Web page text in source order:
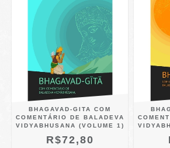
BHAGAVAD-GITA COM
COMENTÁRIO DE BALADEVA
VIDYABHUSANA (VOLUME 1)
R$72,80